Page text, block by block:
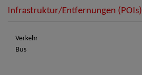
Infrastruktur/Entfernungen (POIs)
Verkehr
Bus